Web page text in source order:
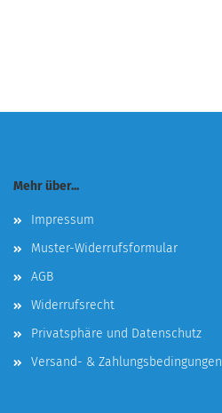
Mehr über...
Impressum
Muster-Widerrufsformular
AGB
Widerrufsrecht
Privatsphäre und Datenschutz
Versand- & Zahlungsbedingungen